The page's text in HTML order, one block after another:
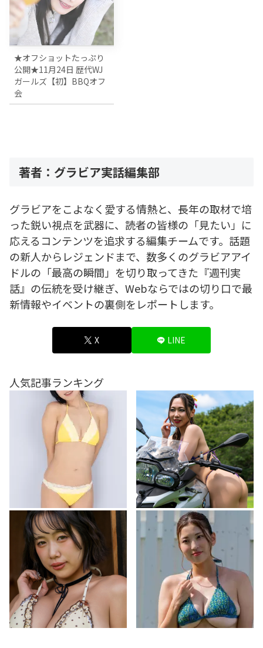
★オフショットたっぷり
公開★11月24日 歴代WJ
ガールズ【初】BBQオフ
会
著者：グラビア実話編集部
グラビアをこよなく愛する情熱と、長年の取材で培
った鋭い視点を武器に、読者の皆様の「見たい」に
応えるコンテンツを追求する編集チームです。話題
の新人からレジェンドまで、数多くのグラビアアイ
ドルの「最高の瞬間」を切り取ってきた『週刊実
話』の伝統を受け継ぎ、Webならではの切り口で最
新情報やイベントの裏側をレポートします。
X LINE
人気記事ランキング